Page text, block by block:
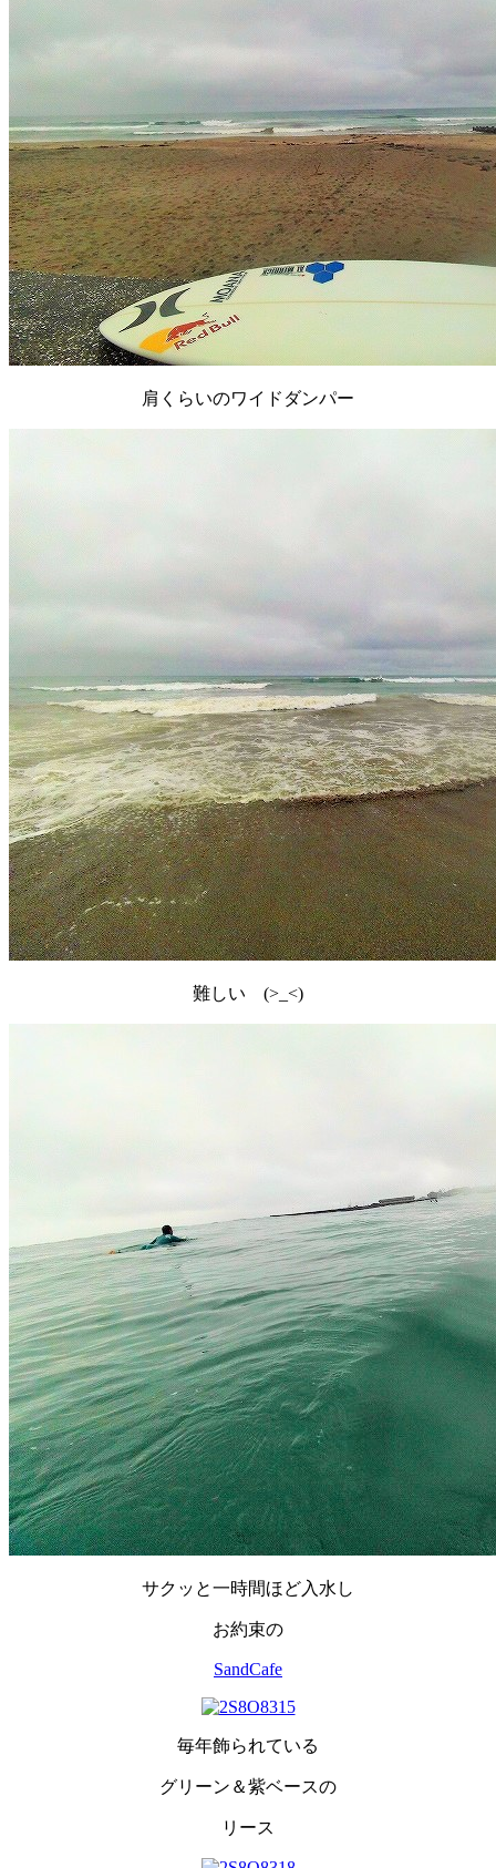
肩くらいのワイドダンパー
難しい (>_<)
サクッと一時間ほど入水し
お約束の
SandCafe
毎年飾られている
グリーン＆紫ベースの
リース